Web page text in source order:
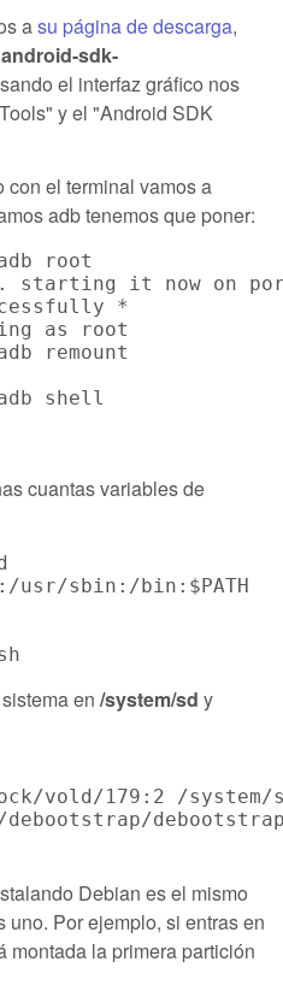
asu página de descarga,
android-sdk-
el interfaz gráfico nos
y el "Android SDK
con el terminal vamos a
adb tenemos que poner:
root
starting it now on
*
as root
remount
shell
cuantas variables de
usr/sbin:/bin:$PATH
en /system/sd y
vold/179:2 /system/
Debian es el mismo
Por ejemplo, si entras en
montada la primera partición